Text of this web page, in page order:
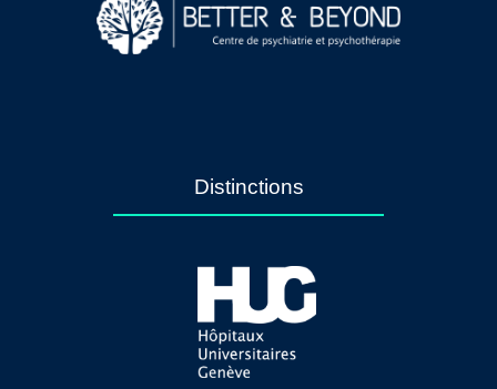
Distinctions